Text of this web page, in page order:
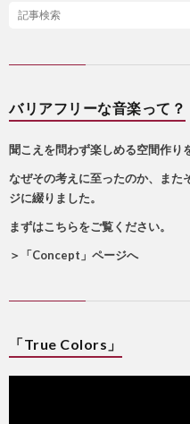
バリアフリーな音楽って？
聞こえを問わず楽しめる空間作り
なぜその考えに至ったのか、ま
ジに綴りました。
まずはこちらをご覧ください。
＞
「Concept」ページへ
「True Colors」
動